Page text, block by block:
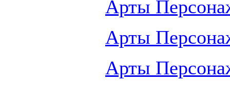
Арты
Арты
Арты